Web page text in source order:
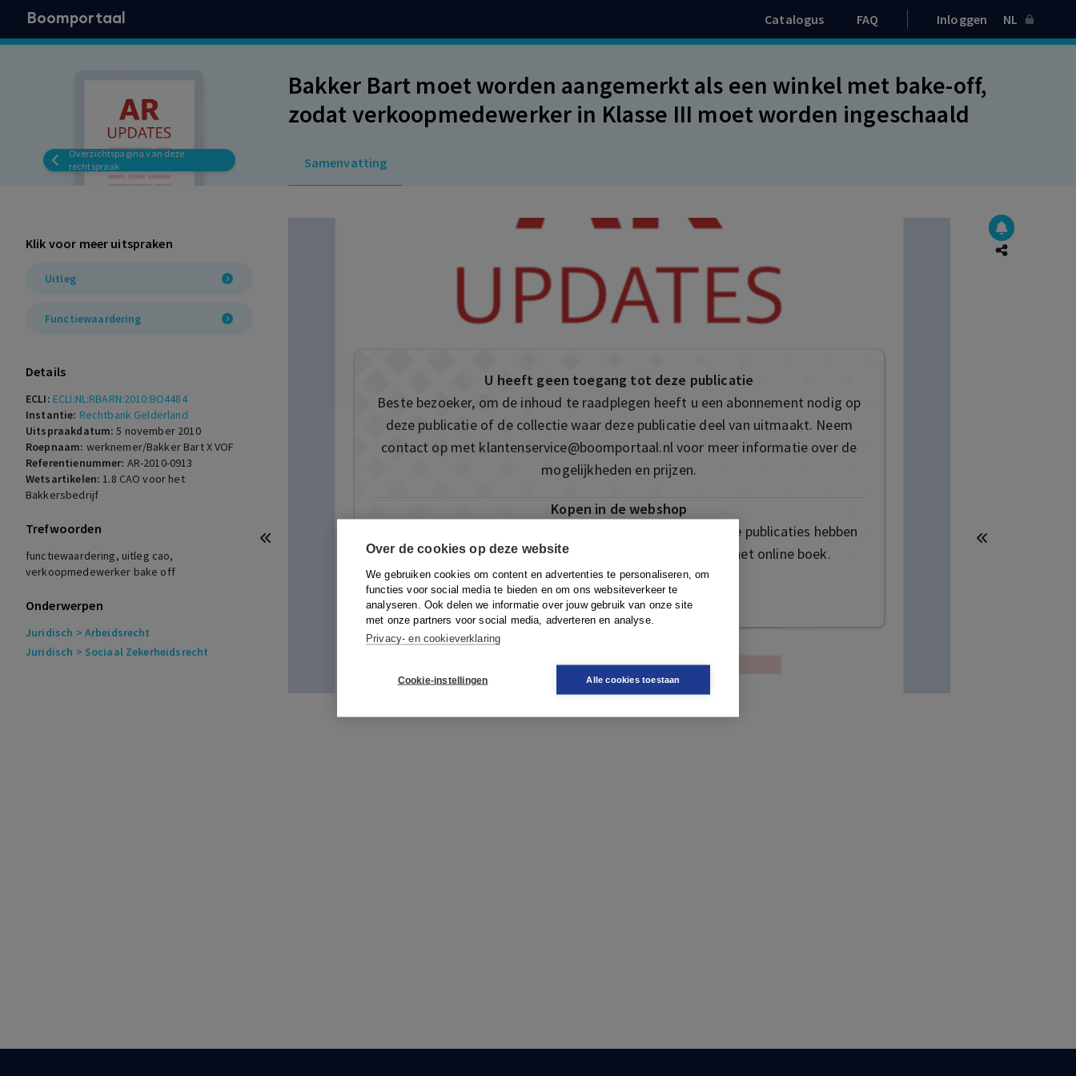
Over de cookies op deze website
We gebruiken cookies om content en advertenties te personaliseren, om
functies voor social media te bieden en om ons websiteverkeer te
analyseren. Ook delen we informatie over jouw gebruik van onze site
met onze partners voor social media, adverteren en analyse.
Privacy- en cookieverklaring
Cookie-instellingen Alle cookies toestaan
Boomportaal Catalogus FAQ Inloggen NL
Overzichtspagina van deze
rechtspraak
Bakker Bart moet worden aangemerkt als een winkel met bake-off,
zodat verkoopmedewerker in Klasse III moet worden ingeschaald
Samenvatting
Klik voor meer uitspraken
Uitleg
Functiewaardering
Details
ECLI: ECLI:NL:RBARN:2010:BO4484
Instantie: Rechtbank Gelderland
Uitspraakdatum:5 november 2010
Roepnaam: werknemer/Bakker Bart X VOF
Referentienummer: AR-2010-0913
Wetsartikelen:1.8 CAO voor het
Bakkersbedrijf
Trefwoorden
functiewaardering, uitleg cao,
verkoopmedewerker bake off
Onderwerpen
Juridisch > Arbeidsrecht
Juridisch > Sociaal Zekerheidsrecht
U heeft geen toegang tot deze publicatie
Beste bezoeker, om de inhoud te raadplegen heeft u een abonnement nodig op
deze publicatie of de collectie waar deze publicatie deel van uitmaakt. Neem
contact op met klantenservice@boomportaal.nlvoor meer informatie over de
mogelijkheden en prijzen.
Kopen in de webshop
Deze publicatie is ook te vinden in onze webshop. Sommige publicaties hebben
ook de mogelijkheid om direct toegang te kopen tot het online boek.
Naar de webshop